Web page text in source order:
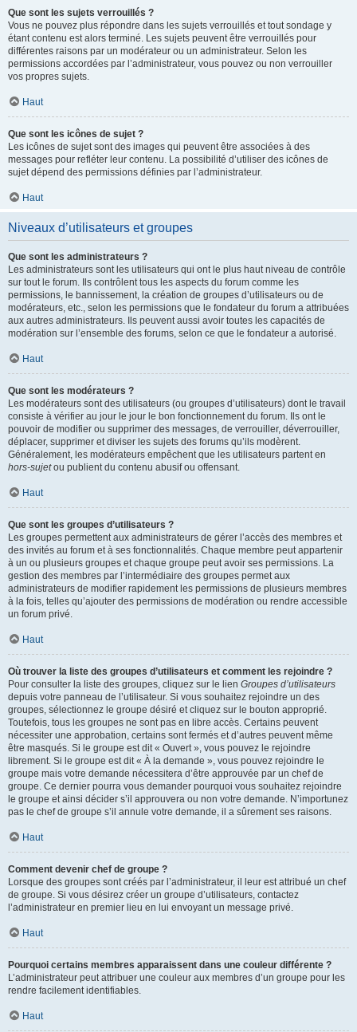
Que sont les sujets verrouillés ?
Vous ne pouvez plus répondre dans les sujets verrouillés et tout sondage y
étant contenu est alors terminé. Les sujets peuvent être verrouillés pour
différentes raisons par un modérateur ou un administrateur. Selon les
permissions accordées par l’administrateur, vous pouvez ou non verrouiller
vos propres sujets.
Haut
Que sont les icônes de sujet ?
Les icônes de sujet sont des images qui peuvent être associées à des
messages pour refléter leur contenu. La possibilité d’utiliser des icônes de
sujet dépend des permissions définies par l’administrateur.
Haut
Niveaux d’utilisateurs et groupes
Que sont les administrateurs ?
Les administrateurs sont les utilisateurs qui ont le plus haut niveau de contrôle
sur tout le forum. Ils contrôlent tous les aspects du forum comme les
permissions, le bannissement, la création de groupes d’utilisateurs ou de
modérateurs, etc., selon les permissions que le fondateur du forum a attribuées
aux autres administrateurs. Ils peuvent aussi avoir toutes les capacités de
modération sur l’ensemble des forums, selon ce que le fondateur a autorisé.
Haut
Que sont les modérateurs ?
Les modérateurs sont des utilisateurs (ou groupes d’utilisateurs) dont le travail
consiste à vérifier au jour le jour le bon fonctionnement du forum. Ils ont le
pouvoir de modifier ou supprimer des messages, de verrouiller, déverrouiller,
déplacer, supprimer et diviser les sujets des forums qu’ils modèrent.
Généralement, les modérateurs empêchent que les utilisateurs partent en
hors-sujetou publient du contenu abusif ou offensant.
Haut
Que sont les groupes d’utilisateurs ?
Les groupes permettent aux administrateurs de gérer l’accès des membres et
des invités au forum et à ses fonctionnalités. Chaque membre peut appartenir
à un ou plusieurs groupes et chaque groupe peut avoir ses permissions. La
gestion des membres par l’intermédiaire des groupes permet aux
administrateurs de modifier rapidement les permissions de plusieurs membres
à la fois, telles qu’ajouter des permissions de modération ou rendre accessible
un forum privé.
Haut
Où trouver la liste des groupes d’utilisateurs et comment les rejoindre ?
Pour consulter la liste des groupes, cliquez sur le lien Groupes d’utilisateurs
depuis votre panneau de l’utilisateur. Si vous souhaitez rejoindre un des
groupes, sélectionnez le groupe désiré et cliquez sur le bouton approprié.
Toutefois, tous les groupes ne sont pas en libre accès. Certains peuvent
nécessiter une approbation, certains sont fermés et d’autres peuvent même
être masqués. Si le groupe est dit « Ouvert », vous pouvez le rejoindre
librement. Si le groupe est dit « À la demande », vous pouvez rejoindre le
groupe mais votre demande nécessitera d’être approuvée par un chef de
groupe. Ce dernier pourra vous demander pourquoi vous souhaitez rejoindre
le groupe et ainsi décider s’il approuvera ou non votre demande. N’importunez
pas le chef de groupe s’il annule votre demande, il a sûrement ses raisons.
Haut
Comment devenir chef de groupe ?
Lorsque des groupes sont créés par l’administrateur, il leur est attribué un chef
de groupe. Si vous désirez créer un groupe d’utilisateurs, contactez
l’administrateur en premier lieu en lui envoyant un message privé.
Haut
Pourquoi certains membres apparaissent dans une couleur différente ?
L’administrateur peut attribuer une couleur aux membres d’un groupe pour les
rendre facilement identifiables.
Haut